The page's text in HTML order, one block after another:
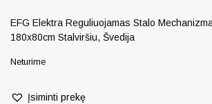
EFG Elektra Reguliuojamas Stalo
180x80cm Stalviršiu, Švedija
Neturime
Įsiminti prekę